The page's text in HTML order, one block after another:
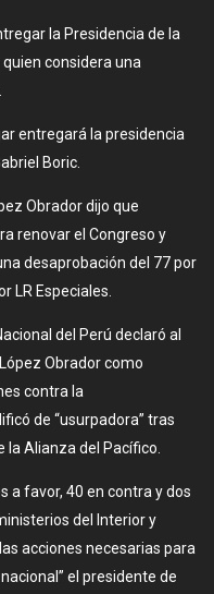
la Presidencia de la
considera una
entregará la presidencia
Boric.
Obrador dijo que
renovar el Congreso y
desaprobación del 77 por
LR Especiales.
del Perú declaró al
Obrador como
contra la
de “usurpadora” tras
Alianza del Pacífico.
a favor, 40 en contra y dos
del Interior y
acciones necesarias para
el presidente de